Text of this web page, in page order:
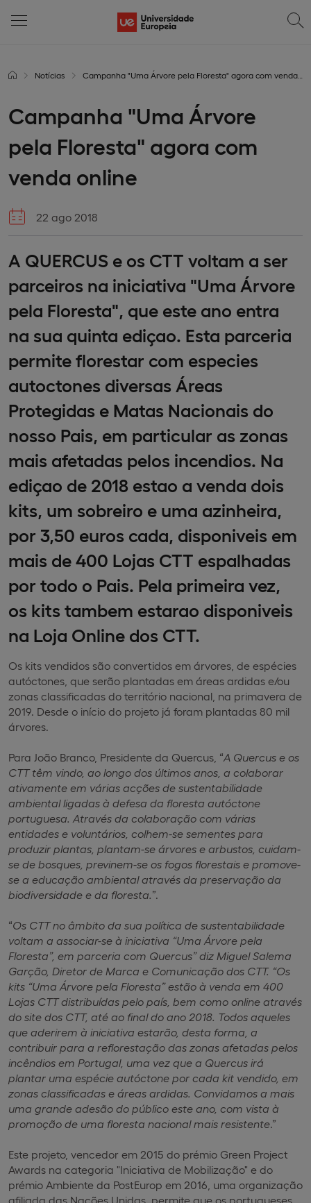
Notícias Campanha "Uma Árvore pela Floresta" agora com venda online
Campanha "Uma Árvore
pela Floresta" agora com
venda online
22 ago 2018
A QUERCUS e os CTT voltam a ser
parceiros na iniciativa "Uma Árvore
pela Floresta", que este ano entra
na sua quinta ediçao. Esta parceria
permite florestar com especies
autoctones diversas Áreas
Protegidas e Matas Nacionais do
nosso Pais, em particular as zonas
mais afetadas pelos incendios. Na
ediçao de 2018 estao a venda dois
kits, um sobreiro e uma azinheira,
por 3,50 euros cada, disponiveis em
mais de 400 Lojas CTT espalhadas
por todo o Pais. Pela primeira vez,
os kits tambem estarao disponiveis
na Loja Online dos CTT.
Os kits vendidos são convertidos em árvores, de espécies
autóctones, que serão plantadas em áreas ardidas e/ou
zonas classificadas do território nacional, na primavera de
2019. Desde o início do projeto já foram plantadas 80 mil
árvores.
Para João Branco, Presidente da Quercus, “A Quercus e os
CTT têm vindo, ao longo dos últimos anos, a colaborar
ativamente em várias acções de sustentabilidade
ambiental ligadas à defesa da floresta autóctone
portuguesa. Através da colaboração com várias
entidades e voluntários, colhem-se sementes para
produzir plantas, plantam-se árvores e arbustos, cuidam-
se de bosques, previnem-se os fogos florestais e promove-
se a educação ambiental através da preservação da
biodiversidade e da floresta.”.
“Os CTT no âmbito da sua política de sustentabilidade
voltam a associar-se à iniciativa “Uma Árvore pela
Floresta”, em parceria com Quercus” diz Miguel Salema
Garção, Diretor de Marca e Comunicação dos CTT. “Os
kits “Uma Árvore pela Floresta” estão à venda em 400
Lojas CTT distribuídas pelo país, bem como online através
do site dos CTT, até ao final do ano 2018. Todos aqueles
que aderirem à iniciativa estarão, desta forma, a
contribuir para a reflorestação das zonas afetadas pelos
incêndios em Portugal, uma vez que a Quercus irá
plantar uma espécie autóctone por cada kit vendido, em
zonas classificadas e áreas ardidas. Convidamos a mais
uma grande adesão do público este ano, com vista à
promoção de uma floresta nacional mais resistente.”
Este projeto, vencedor em 2015 do prémio Green Project
Awards na categoria "Iniciativa de Mobilização" e do
prémio Ambiente da PostEurop em 2016, uma organização
afiliada das Nações Unidas, permite que os portugueses